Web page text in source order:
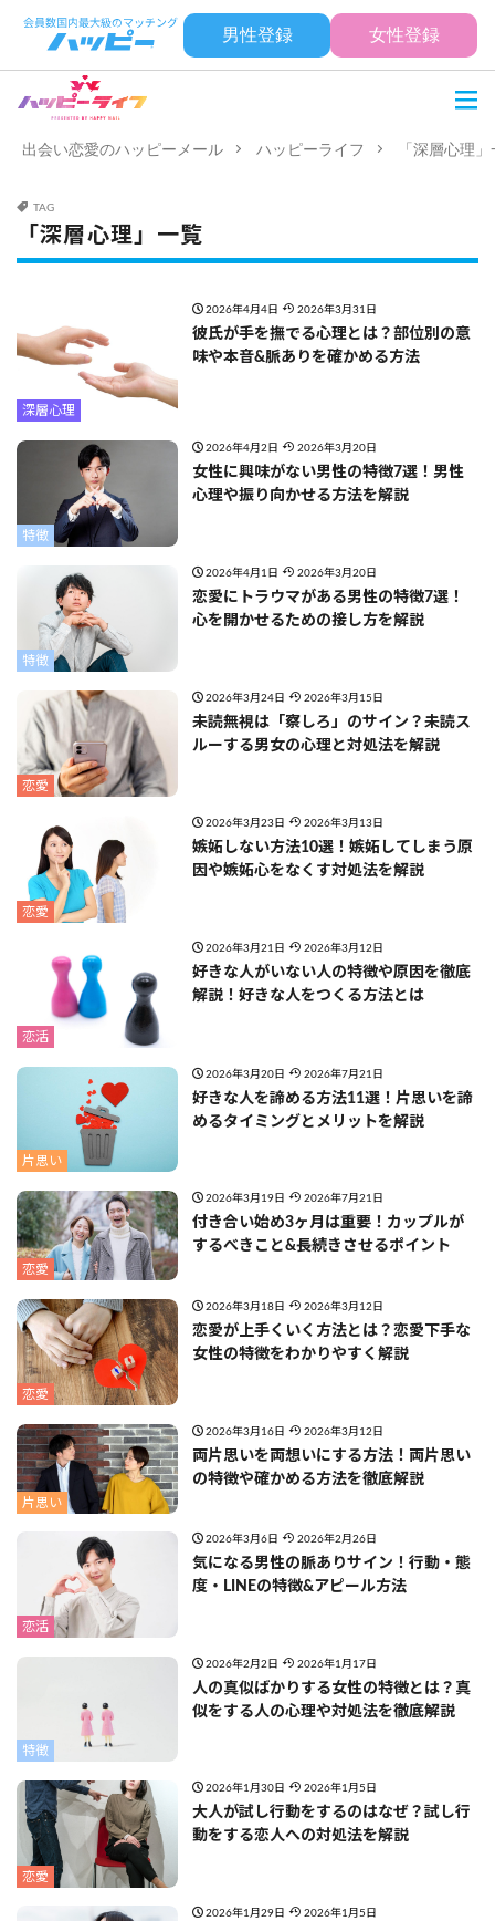
男性登録 女性登録
出会い恋愛のハッピーメール ハッピーライフ 「深層心理
TAG
「深層心理」一覧
深層心理
2026年4月4日 2026年3月31日
彼氏が手を撫でる心理とは？部位別の意
味や本音&脈ありを確かめる方法
特徴
2026年4月2日 2026年3月20日
女性に興味がない男性の特徴7選！男性
心理や振り向かせる方法を解説
特徴
2026年4月1日 2026年3月20日
恋愛にトラウマがある男性の特徴7選！
心を開かせるための接し方を解説
恋愛
2026年3月24日 2026年3月15日
未読無視は「察しろ」のサイン？未読ス
ルーする男女の心理と対処法を解説
恋愛
2026年3月23日 2026年3月13日
嫉妬しない方法10選！嫉妬してしまう原
因や嫉妬心をなくす対処法を解説
恋活
2026年3月21日 2026年3月12日
好きな人がいない人の特徴や原因を徹底
解説！好きな人をつくる方法とは
片思い
2026年3月20日 2026年7月21日
好きな人を諦める方法11選！片思いを諦
めるタイミングとメリットを解説
恋愛
2026年3月19日 2026年7月21日
付き合い始め3ヶ月は重要！カップルが
するべきこと&長続きさせるポイント
恋愛
2026年3月18日 2026年3月12日
恋愛が上手くいく方法とは？恋愛下手な
女性の特徴をわかりやすく解説
片思い
2026年3月16日 2026年3月12日
両片思いを両想いにする方法！両片思い
の特徴や確かめる方法を徹底解説
恋活
2026年3月6日 2026年2月26日
気になる男性の脈ありサイン！行動・態
度・LINEの特徴&アピール方法
特徴
2026年2月2日 2026年1月17日
人の真似ばかりする女性の特徴とは？真
似をする人の心理や対処法を徹底解説
恋愛
2026年1月30日 2026年1月5日
大人が試し行動をするのはなぜ？試し行
動をする恋人への対処法を解説
2026年1月29日 2026年1月5日